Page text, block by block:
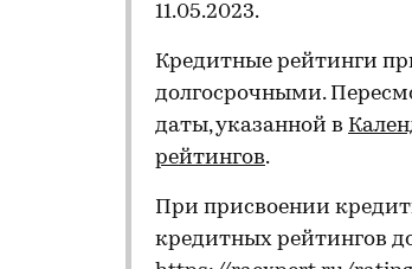
11.05.2023.
Кредитные рейтинги
долгосрочными.
даты, указанной в
рейтингов.
При присвоении
кредитных рейтингов